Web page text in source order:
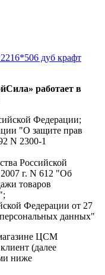
дуб крафт
работает в
Федерации;
"О защите прав
N 2300-1
Российской
г. N 612 "Об
товаров
Федерации от 27
данных"
ЦСМ
(далее
ниже